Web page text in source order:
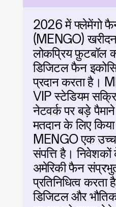
2026 में फ्लेमेंगो
(MENGO)
लोकप्रिय फ़ुटबॉल
डिजिटल फैन
प्रदान करता है।
VIP स्टेडियम
नेटवर्क पर बड़े पैमाने
मतदान के लिए
MENGO एक
संपत्ति है। निवेशकों
अमेरिकी फैन
प्रतिनिधित्व
डिजिटल और